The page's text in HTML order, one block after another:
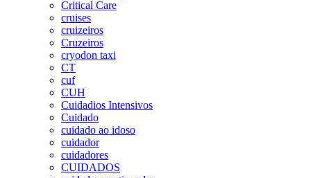
Critical Care
cruises
cruizeiros
Cruzeiros
cryodon taxi
CT
cuf
CUH
Cuidadios Intensivos
Cuidado
cuidado ao idoso
cuidador
cuidadores
CUIDADOS